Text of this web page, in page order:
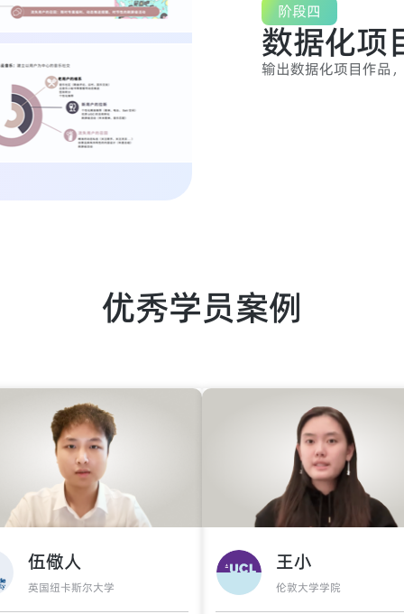
阶段四
数据化项
输出数据化项目作品
优秀学员案例
伍儆人
英国纽卡斯尔大学
王小
伦敦大学学院